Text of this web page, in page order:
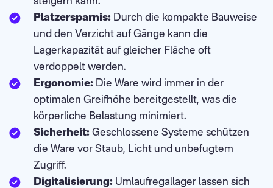
Platzersparnis: Durch die kompakte Bauweise
und den Verzicht auf Gänge kann die
Lagerkapazität auf gleicher Fläche oft
verdoppelt werden.
Ergonomie: Die Ware wird immer in der
optimalen Greifhöhe bereitgestellt, was die
körperliche Belastung minimiert.
Sicherheit: Geschlossene Systeme schützen
die Ware vor Staub, Licht und unbefugtem
Zugriff.
Digitalisierung: Umlaufregallager lassen sich